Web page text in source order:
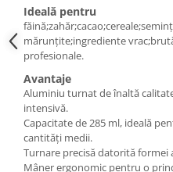
Ideală pentru
mărunțite;ingrediente
profesionale.
Avantaje
Aluminiu turnat de înaltă
intensivă.
Capacitate de 285 ml, ideală
cantități medii.
Turnare precisă datorită formei
Mâner ergonomic pentru o